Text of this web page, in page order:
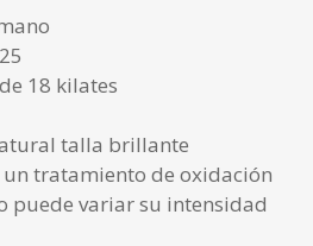
18 kilates
talla brillante
tratamiento de oxidación
puede variar su intensidad